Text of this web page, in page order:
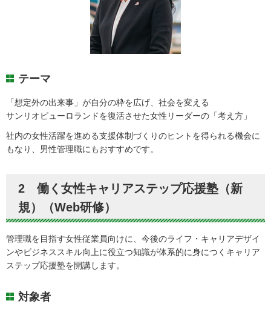
テーマ
「想定外の出来事」が自分の枠を広げ、社会を変える
サンリオピューロランドを復活させた女性リーダーの「考え方」
社内の女性活躍を進める支援体制づくりのヒントを得られる機会に
もなり、男性管理職にもおすすめです。
2 働く女性キャリアステップ応援塾（新
規）（Web研修）
管理職を目指す女性従業員向けに、今後のライフ・キャリアデザイ
ンやビジネススキル向上に役立つ知識が体系的に身につくキャリア
ステップ応援塾を開講します。
対象者